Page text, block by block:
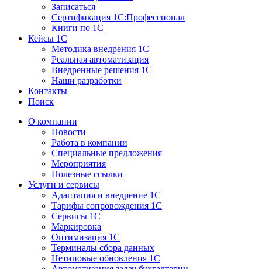
Записаться
Сертификация 1С:Профессионал
Книги по 1С
Кейсы 1С
Методика внедрения 1С
Реальная автоматизация
Внедренные решения 1С
Наши разработки
Контакты
Поиск
О компании
Новости
Работа в компании
Специальные предложения
Мероприятия
Полезные ссылки
Услуги и сервисы
Адаптация и внедрение 1С
Тарифы сопровождения 1С
Сервисы 1С
Маркировка
Оптимизация 1С
Терминалы сбора данных
Нетиповые обновления 1С